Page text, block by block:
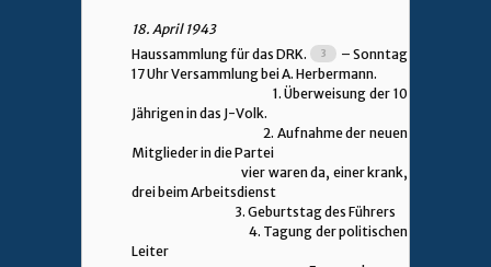
18. April 1943
Haussammlung für das DRK.
– Sonntag
17 Uhr Versammlung bei A. Herbermann.
1. Überweisung der 10
Jährigen in das J-Volk.
2. Aufnahme der neuen
Mitglieder in die Partei
vier waren da, einer krank,
drei beim Arbeitsdienst
3. Geburtstag des Führers
4. Tagung der politischen
Leiter